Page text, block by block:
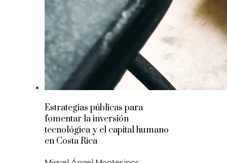
Estrategias públicas para
fomentar la inversión
tecnológica y el capital humano
en Costa Rica